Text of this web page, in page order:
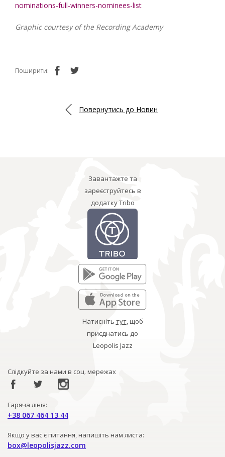
nominations-full-winners-nominees-list
Graphic courtesy of the Recording Academy
Поширити:
Повернутись до Новин
Завантажте та
зареєструйтесь в
додатку Tribo
Натисніть тут, щоб
приєднатись до
Leopolis Jazz
Слідкуйте за нами в соц. мережах
Гаряча лінія:
+38 067 464 13 44
Якщо у вас є питання, напишіть нам листа:
box@leopolisjazz.com